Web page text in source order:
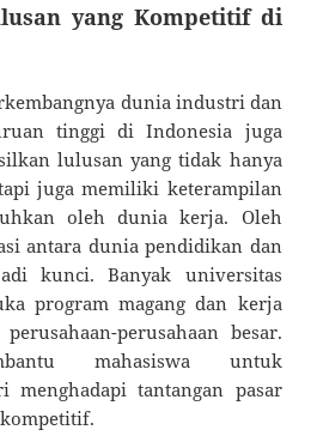
yang Kompetitif di
dunia industri dan
tinggi di Indonesia juga
lulusan yang tidak hanya
juga memiliki keterampilan
oleh dunia kerja. Oleh
antara dunia pendidikan dan
kunci. Banyak universitas
program magang dan kerja
perusahaan besar.
mahasiswa untuk
menghadapi tantangan pasar